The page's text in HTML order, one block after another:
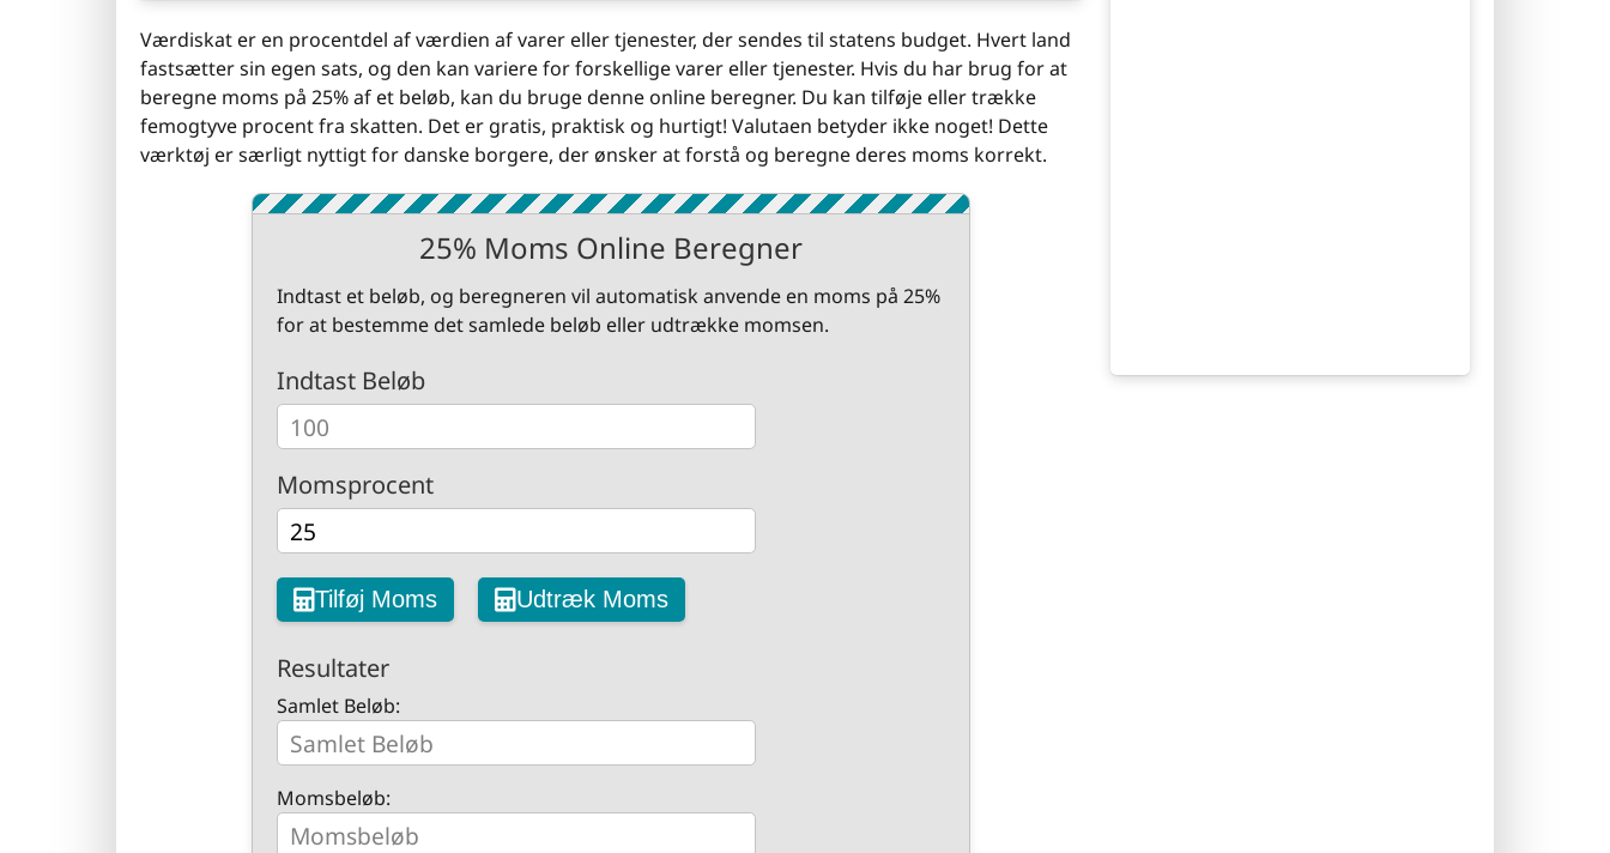
Værdiskat er en procentdel af værdien af varer eller tjenester, der sendes til statens budget. Hvert land
fastsætter sin egen sats, og den kan variere for forskellige varer eller tjenester. Hvis du har brug for at
beregne moms på 25% af et beløb, kan du bruge denne online beregner. Du kan tilføje eller trække
femogtyve procent fra skatten. Det er gratis, praktisk og hurtigt! Valutaen betyder ikke noget! Dette
værktøj er særligt nyttigt for danske borgere, der ønsker at forstå og beregne deres moms korrekt.
25% Moms Online Beregner
Indtast et beløb, og beregneren vil automatisk anvende en moms på 25%
for at bestemme det samlede beløb eller udtrække momsen.
Indtast Beløb
Momsprocent
Tilføj Moms Udtræk Moms
Resultater
Samlet Beløb:
Momsbeløb: